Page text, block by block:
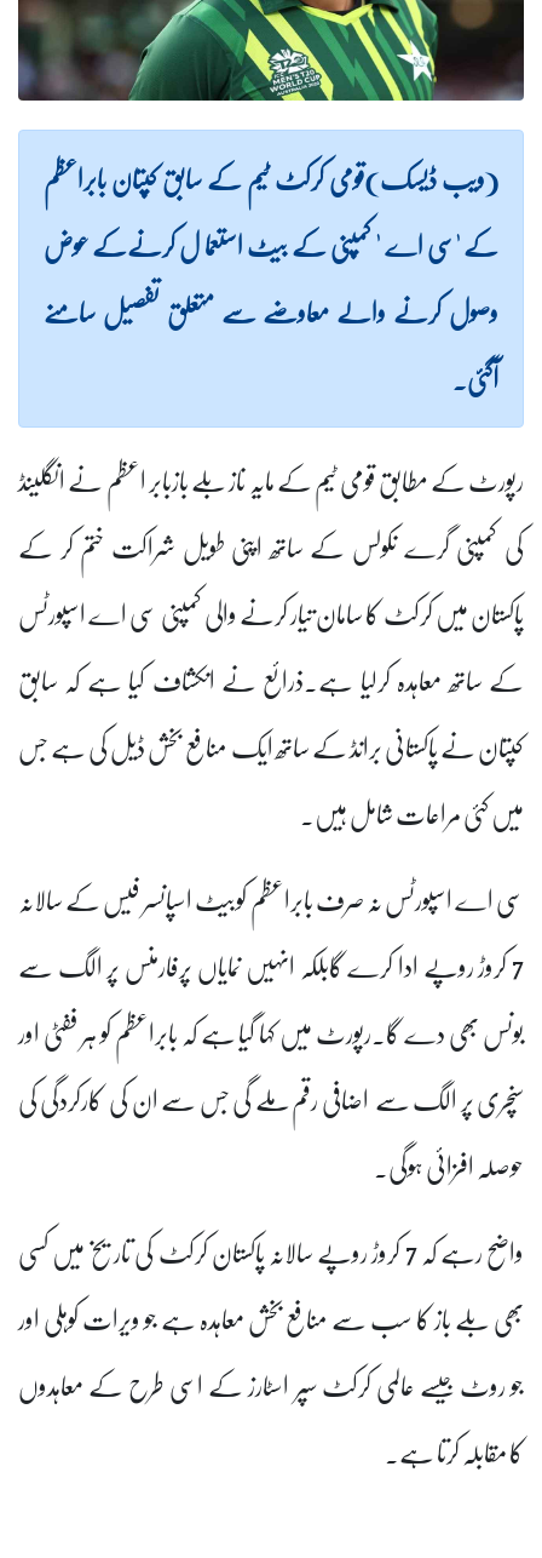
(ویب ڈیسک)قومی کرکٹ ٹیم کے سابق کپتان بابراعظم
کے 'سی اے ' کمپنی کے بیٹ استعما ل کرنےکے عوض
وصول کرنے والے معاوضے سے متعلق تفصیل سامنے
آگئی۔
رپورٹ کے مطابق قومی ٹیم کے مایہ ناز بلے بازبابر اعظم نے انگلینڈ
کی کمپنی گرے نکولس کے ساتھ اپنی طویل شراکت ختم کر کے
پاکستان میں کرکٹ کا سامان تیار کرنے والی کمپنی سی اے اسپورٹس
کے ساتھ معاہدہ کرلیا ہے۔ذرائع نے انکشاف کیا ہے کہ سابق
کپتان نے پاکستانی برانڈ کے ساتھ ایک منافع بخش ڈیل کی ہے جس
میں کئی مراعات شامل ہیں۔
سی اے اسپورٹس نہ صرف بابراعظم کوبیٹ اسپانسر فیس کے سالانہ
7 کروڑ روپے ادا کرے گابلکہ انہیں نمایاں پرفارمنس پر الگ سے
بونس بھی دے گا۔رپورٹ میں کہا گیا ہے کہ بابراعظم کو ہر ففٹی اور
سنچری پر الگ سے اضافی رقم ملے گی جس سے ان کی کارکردگی کی
حوصلہ افزائی ہوگی۔
واضح رہے کہ 7 کروڑ روپے سالانہ پاکستان کرکٹ کی تاریخ میں کسی
بھی بلے باز کا سب سے منافع بخش معاہدہ ہے جو ویرات کوہلی اور
جو روٹ جیسے عالمی کرکٹ سپر اسٹارز کے اسی طرح کے معاہدوں
کا مقابلہ کرتا ہے۔